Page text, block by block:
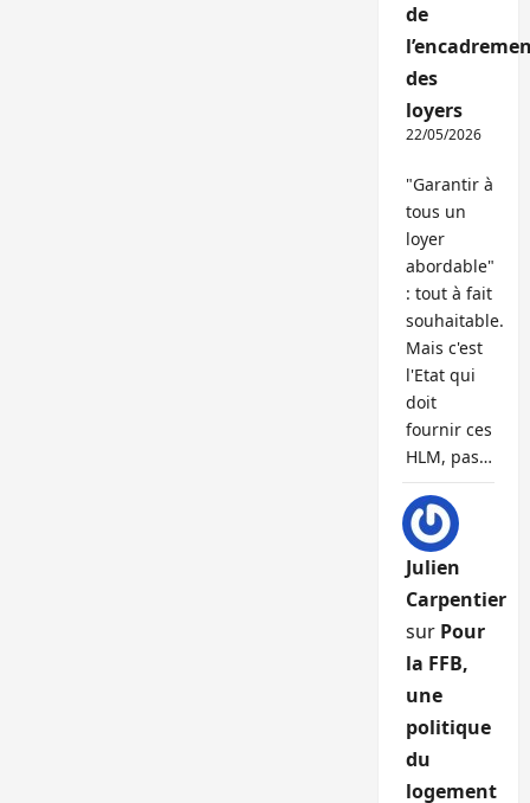
de
des
loyers
22/05/2026
"Garantir à
tous un
loyer
abordable"
: tout à fait
souhaitable.
Mais c'est
l'Etat qui
doit
fournir ces
HLM, pas…
Julien
Carpentier
sur Pour
la FFB,
une
politique
du
logement